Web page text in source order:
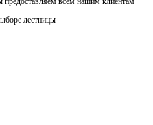
лестницы